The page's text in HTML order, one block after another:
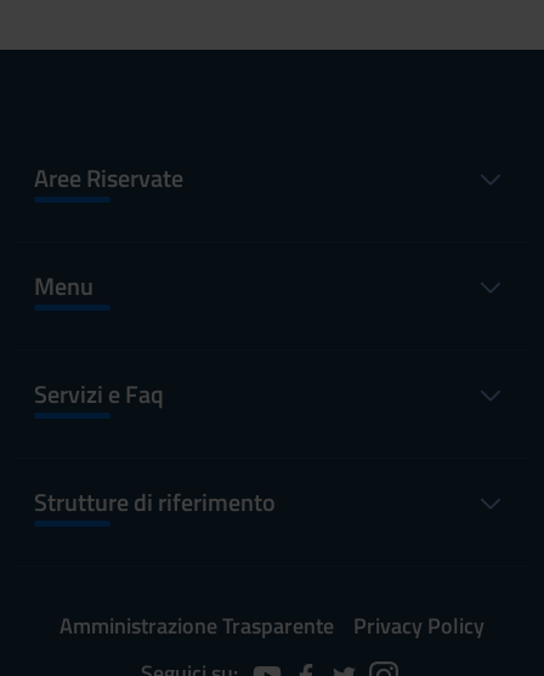
Aree Riservate
Menu
Servizi e Faq
Strutture di riferimento
Amministrazione Trasparente
Privacy Policy